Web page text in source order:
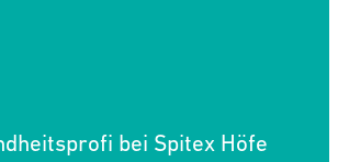
bei Spitex Höfe